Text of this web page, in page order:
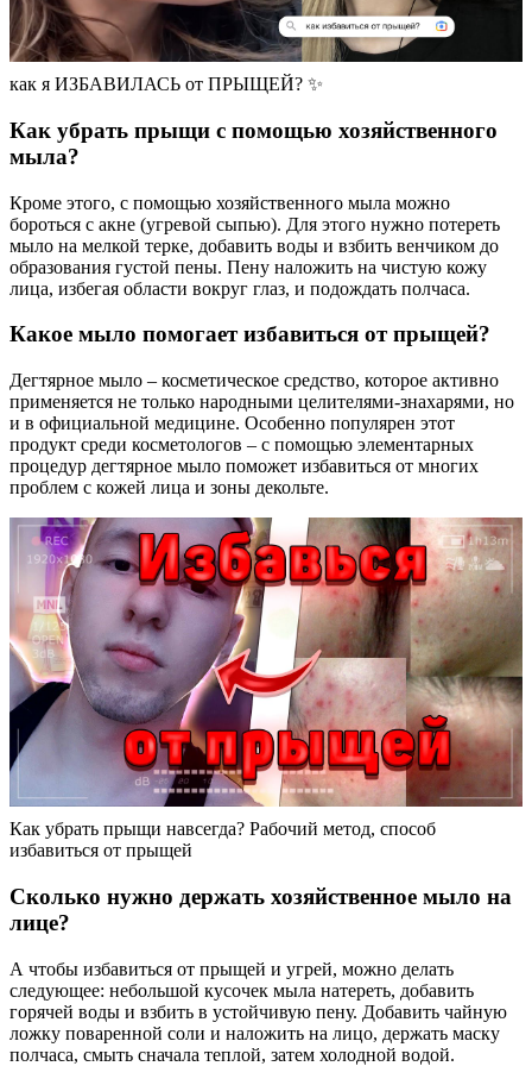
как я ИЗБАВИЛАСЬ от ПРЫЩЕЙ? ✨
Как убрать прыщи с помощью хозяйственного
мыла?
Кроме этого, с помощью хозяйственного мыла можно
бороться с акне (угревой сыпью). Для этого нужно потереть
мыло на мелкой терке, добавить воды и взбить венчиком до
образования густой пены. Пену наложить на чистую кожу
лица, избегая области вокруг глаз, и подождать полчаса.
Какое мыло помогает избавиться от прыщей?
Дегтярное мыло – косметическое средство, которое активно
применяется не только народными целителями-знахарями, но
и в официальной медицине. Особенно популярен этот
продукт среди косметологов – с помощью элементарных
процедур дегтярное мыло поможет избавиться от многих
проблем с кожей лица и зоны декольте.
Как убрать прыщи навсегда? Рабочий метод, способ
избавиться от прыщей
Сколько нужно держать хозяйственное мыло на
лице?
А чтобы избавиться от прыщей и угрей, можно делать
следующее: небольшой кусочек мыла натереть, добавить
горячей воды и взбить в устойчивую пену. Добавить чайную
ложку поваренной соли и наложить на лицо, держать маску
полчаса, смыть сначала теплой, затем холодной водой.